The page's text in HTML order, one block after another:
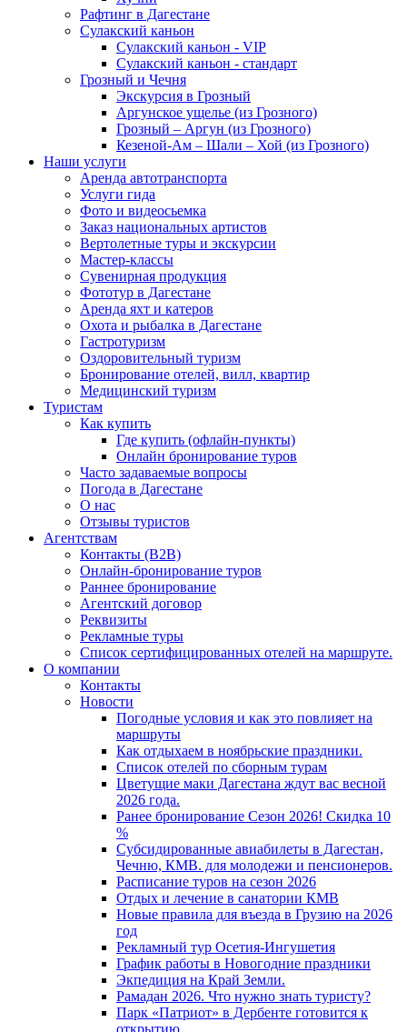
Рафтинг в Дагестане
Сулакский каньон
Сулакский каньон - VIP
Сулакский каньон - стандарт
Грозный и Чечня
Экскурсия в Грозный
Аргунское ущелье (из Грозного)
Грозный – Аргун (из Грозного)
Кезеной-Ам – Шали – Хой (из Грозного)
Наши услуги
Аренда автотранспорта
Услуги гида
Фото и видеосьемка
Заказ национальных артистов
Вертолетные туры и экскурсии
Мастер-классы
Сувенирная продукция
Фототур в Дагестане
Аренда яхт и катеров
Охота и рыбалка в Дагестане
Гастротуризм
Оздоровительный туризм
Бронирование отелей, вилл, квартир
Медицинский туризм
Туристам
Как купить
Где купить (офлайн-пункты)
Онлайн бронирование туров
Часто задаваемые вопросы
Погода в Дагестане
О нас
Отзывы туристов
Агентствам
Контакты (B2B)
Онлайн-бронирование туров
Раннее бронирование
Агентский договор
Реквизиты
Рекламные туры
Список сертифицированных отелей на маршруте.
О компании
Контакты
Новости
Погодные условия и как это повлияет на
маршруты
Как отдыхаем в ноябрьские праздники.
Список отелей по сборным турам
Цветущие маки Дагестана ждут вас весной
2026 года.
Ранее бронирование Сезон 2026! Скидка 10
%
Субсидированные авиабилеты в Дагестан,
Чечню, КМВ. для молодежи и пенсионеров.
Расписание туров на сезон 2026
Отдых и лечение в санатории КМВ
Новые правила для въезда в Грузию на 2026
год
Рекламный тур Осетия-Ингушетия
График работы в Новогодние праздники
Экпедиция на Край Земли.
Рамадан 2026. Что нужно знать туристу?
Парк «Патриот» в Дербенте готовится к
открытию.